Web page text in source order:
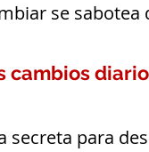
se sabotea
cambios
secreta para